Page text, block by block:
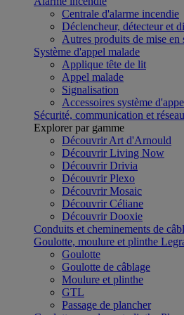
Centrale d'alarme incendie
Déclencheur, détecteur et
Autres produits de mise en
Système d'appel malade
Applique tête de lit
Appel malade
Signalisation
Accessoires système
Sécurité, communication et réseau
Explorer par gamme
Découvrir Art d'Arnould
Découvrir Living Now
Découvrir Drivia
Découvrir Plexo
Découvrir Mosaic
Découvrir Céliane
Découvrir Dooxie
Conduits et cheminements de
Goulotte, moulure et plinthe
Goulotte
Goulotte de câblage
Moulure et plinthe
GTL
Passage de plancher